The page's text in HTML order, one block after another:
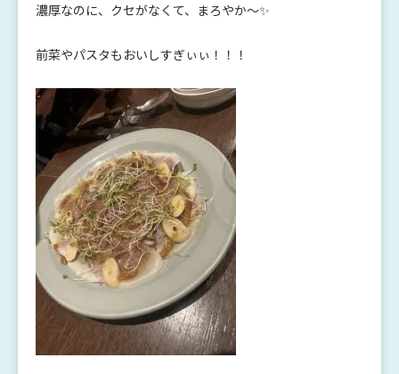
濃厚なのに、クセがなくて、まろやか～✨
前菜やパスタもおいしすぎぃぃ！！！